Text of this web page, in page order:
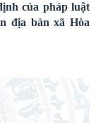
của pháp luật
địa bàn xã Hòa